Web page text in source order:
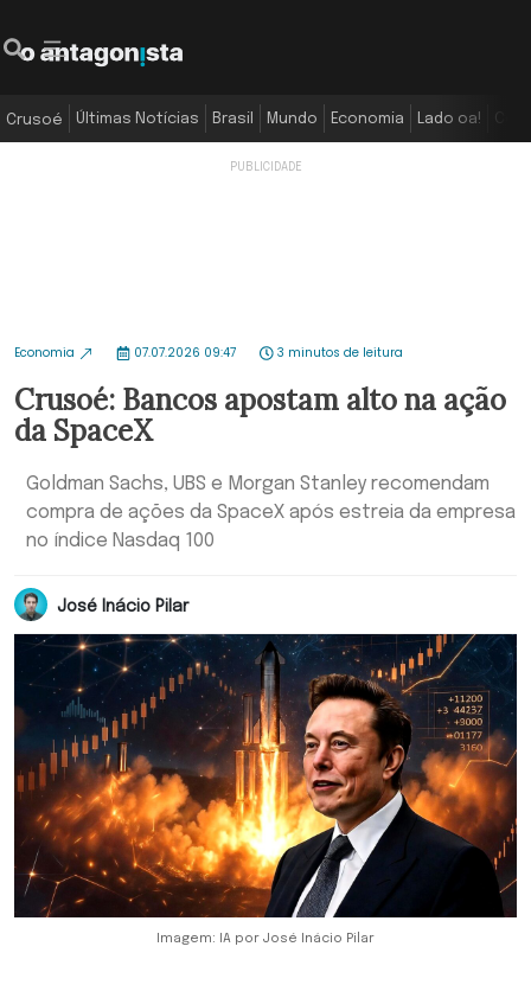
Crusoé Últimas Notícias Brasil Mundo Economia Lado oa!
Economia 07.07.2026 09:47 3 minutos de leitura
Crusoé: Bancos apostam alto na ação
da SpaceX
Goldman Sachs, UBS e Morgan Stanley recomendam
compra de ações da SpaceX após estreia da empresa
no índice Nasdaq 100
José Inácio Pilar
Imagem: IA por José Inácio Pilar